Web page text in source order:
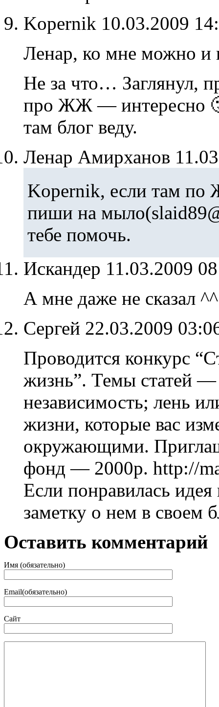
Kopernik 10.03.2009
Ленар, ко мне можно и
Не за что… Заглянул,
про ЖЖ — интересно
там блог веду.
Ленар Амирханов
Kopernik, если там по
пиши на
тебе помочь.
Искандер 11.03.2009
А мне даже не сказал ^^
Сергей 22.03.2009
Проводится конкурс
жизнь”. Темы статей
независимость; лень
жизни, которые вас
окружающими.
фонд — 2000р. http://
Если понравилась
заметку о нем в своем
Оставить комментарий
Имя (обязательно)
Email(обязательно)
Сайт